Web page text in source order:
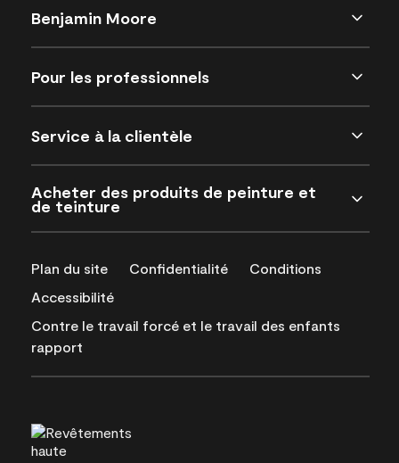
Benjamin Moore
Pour les professionnels
Service à la clientèle
Acheter des produits de peinture et
de teinture
Plan du site Confidentialité
Conditions
Accessibilité
Contre le travail forcé et le travail des enfants
rapport